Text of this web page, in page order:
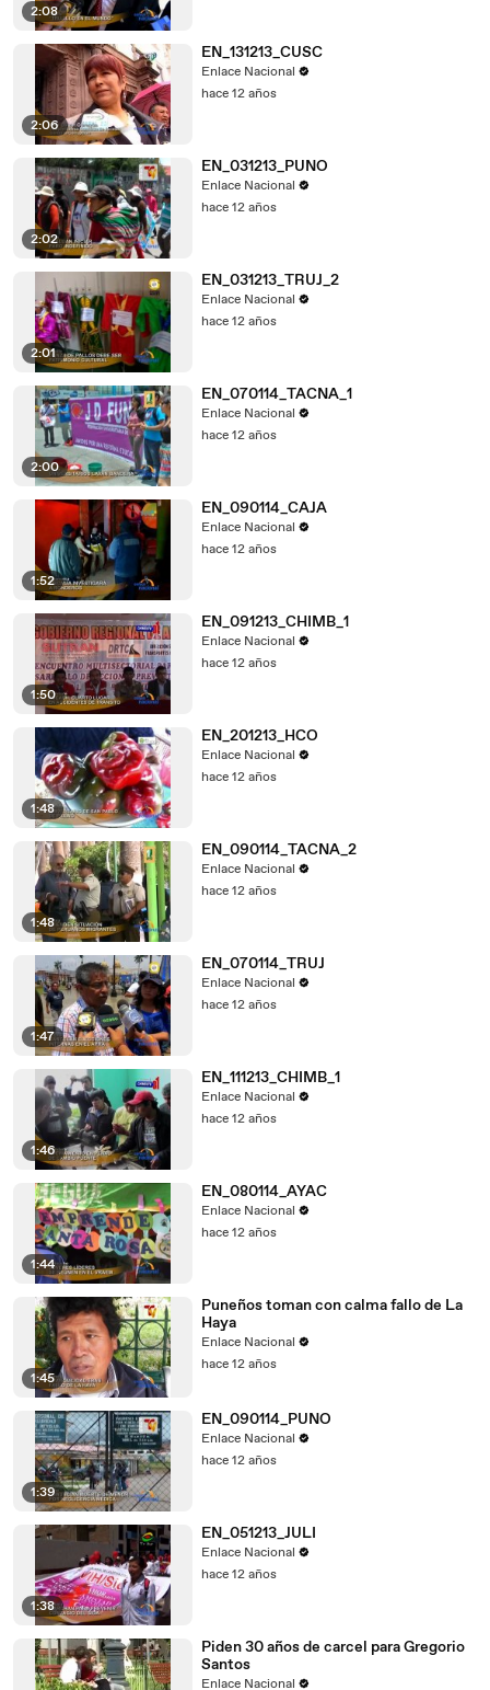
2:08
2:06
EN_131213_CUSC
Enlace Nacional
hace 12 años
2:02
EN_031213_PUNO
Enlace Nacional
hace 12 años
2:01
EN_031213_TRUJ_2
Enlace Nacional
hace 12 años
2:00
EN_070114_TACNA_1
Enlace Nacional
hace 12 años
1:52
EN_090114_CAJA
Enlace Nacional
hace 12 años
1:50
EN_091213_CHIMB_1
Enlace Nacional
hace 12 años
1:48
EN_201213_HCO
Enlace Nacional
hace 12 años
1:48
EN_090114_TACNA_2
Enlace Nacional
hace 12 años
1:47
EN_070114_TRUJ
Enlace Nacional
hace 12 años
1:46
EN_111213_CHIMB_1
Enlace Nacional
hace 12 años
1:44
EN_080114_AYAC
Enlace Nacional
hace 12 años
1:45
Puneños toman con calma fallo de La
Haya
Enlace Nacional
hace 12 años
1:39
EN_090114_PUNO
Enlace Nacional
hace 12 años
1:38
EN_051213_JULI
Enlace Nacional
hace 12 años
Piden 30 años de carcel para Gregorio
Santos
Enlace Nacional